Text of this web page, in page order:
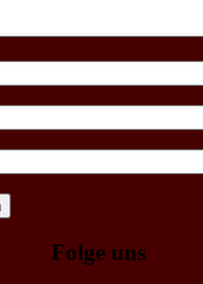
Folge uns